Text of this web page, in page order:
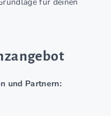
und Partnern: